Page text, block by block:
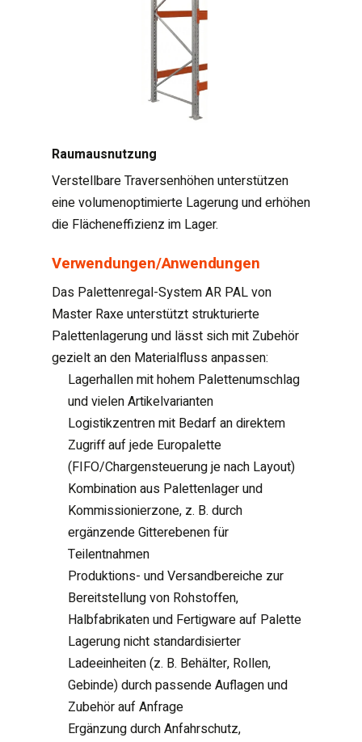
Raumausnutzung
Verstellbare Traversenhöhen unterstützen
eine volumenoptimierte Lagerung und erhöhen
die Flächeneffizienz im Lager.
Verwendungen/Anwendungen
Das Palettenregal-System AR PAL von
Master Raxe unterstützt strukturierte
Palettenlagerung und lässt sich mit Zubehör
gezielt an den Materialfluss anpassen:
Lagerhallen mit hohem Palettenumschlag
und vielen Artikelvarianten
Logistikzentren mit Bedarf an direktem
Zugriff auf jede Europalette
(FIFO/Chargensteuerung je nach Layout)
Kombination aus Palettenlager und
Kommissionierzone, z. B. durch
ergänzende Gitterebenen für
Teilentnahmen
Produktions- und Versandbereiche zur
Bereitstellung von Rohstoffen,
Halbfabrikaten und Fertigware auf Palette
Lagerung nicht standardisierter
Ladeeinheiten (z. B. Behälter, Rollen,
Gebinde) durch passende Auflagen und
Zubehör auf Anfrage
Ergänzung durch Anfahrschutz,